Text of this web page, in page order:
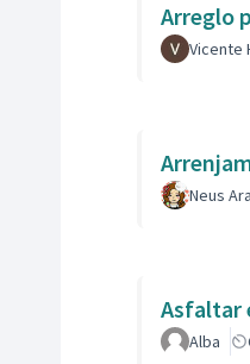
Arreglo
Vicente
Neus
Asfaltar
Alba